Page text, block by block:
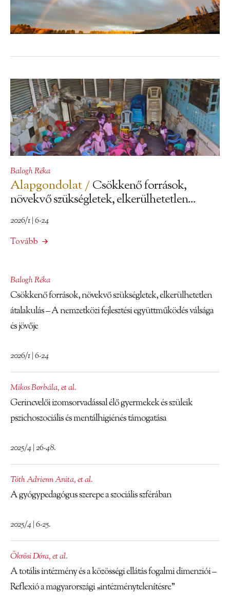
Balogh Réka
Alapgondolat /Csökkenő források,
növekvő szükségletek, elkerülhetetlen...
2026/1 | 6-24
Tovább
Balogh Réka
Csökkenő források, növekvő szükségletek, elkerülhetetlen
átalakulás – A nemzetközi fejlesztési együttműködés válsága
és jövője
2026/1 | 6-24
Mikos Borbála,et al.
Gerincvelői izomsorvadással élő gyermekek és szüleik
pszichoszociális és mentálhigiénés támogatása
2025/4 | 26-48.
Tóth Adrienn Anita,et al.
A gyógypedagógus szerepe a szociális szférában
2025/4 | 6-25.
Ökrösi Dóra,et al.
A totális intézmény és a közösségi ellátás fogalmi dimenziói –
Reflexió a magyarországi „intézménytelenítésre”